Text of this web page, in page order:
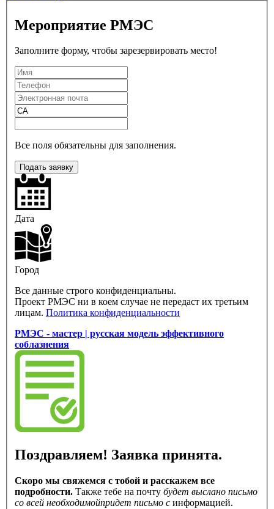
Мероприятие РМЭС
Заполните форму, чтобы зарезервировать место!
Все поля обязательны для заполнения.
Подать заявку
Дата
Город
Все данные строго конфиденциальны.
Проект РМЭС ни в коем случае не передаст их третьим
лицам. Политика конфиденциальности
РМЭС - мастер | русская модель эффективного
соблазнения
Поздравляем! Заявка принята.
Скоро мы свяжемся с тобой и расскажем все
подробности. Также тебе на почту будет выслано письмо
со всей необходимойпридет письмо с информацией.